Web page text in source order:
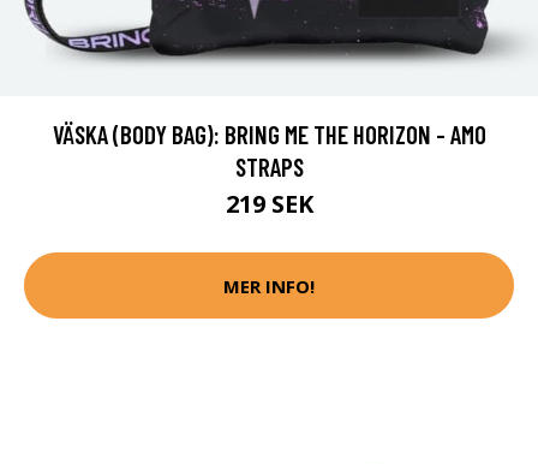
VÄSKA (BODY BAG): BRING ME THE HORIZON - AMO
STRAPS
219 SEK
MER INFO!